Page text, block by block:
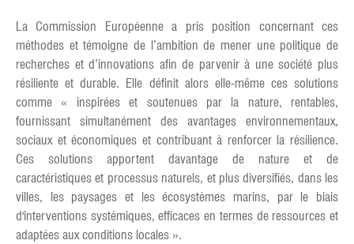
La Commission Européenne a pris position concernant ces
méthodes et témoigne de l’ambition de mener une politique de
recherches et d’innovations afin de parvenir à une société plus
résiliente et durable. Elle définit alors elle-même ces solutions
comme « inspirées et soutenues par la nature, rentables,
fournissant simultanément des avantages environnementaux,
sociaux et économiques et contribuant à renforcer la résilience.
Ces solutions apportent davantage de nature et de
caractéristiques et processus naturels, et plus diversifiés, dans les
villes, les paysages et les écosystèmes marins, par le biais
d'interventions systémiques, efficaces en termes de ressources et
adaptées aux conditions locales ».